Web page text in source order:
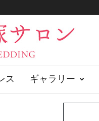
ス ギャラリー